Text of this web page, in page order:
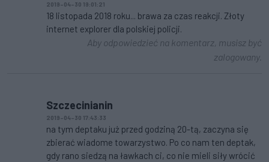
2019-04-30 19:01:21
18 listopada 2018 roku... brawa za czas reakcji. Złoty
internet explorer dla polskiej policji.
Aby odpowiedzieć na komentarz, musisz być
zalogowany.
Szczecinianin
2019-04-30 17:43:33
na tym deptaku już przed godziną 20-tą, zaczyna się
zbierać wiadome towarzystwo. Po co nam ten deptak,
gdy rano siedzą na ławkach ci, co nie mieli siły wrócić